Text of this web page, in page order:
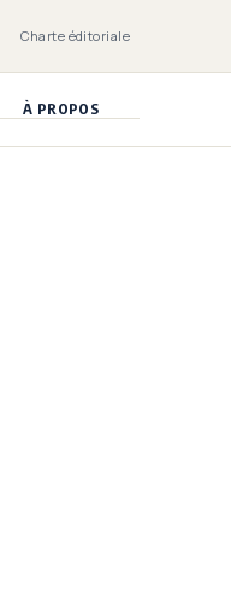
Charte éditoriale
À PROPOS